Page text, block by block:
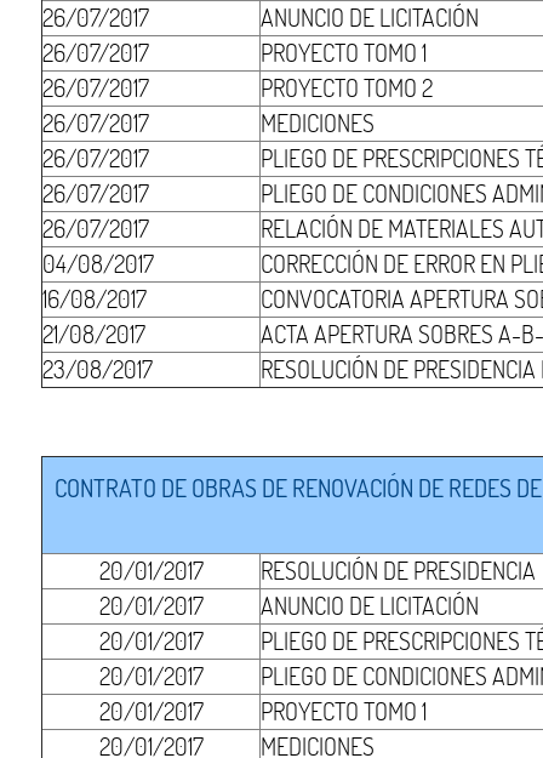
26/07/2017
ANUNCIO DE LICITACIÓN
26/07/2017
PROYECTO TOMO 1
26/07/2017
PROYECTO TOMO 2
26/07/2017
MEDICIONES
26/07/2017
PLIEGO DE PRESCRIPCIONES
26/07/2017
PLIEGO DE CONDICIONES
26/07/2017
RELACIÓN DE MATERIALES
04/08/2017
CORRECCIÓN DE ERROR EN
16/08/2017
CONVOCATORIA APERTURA
21/08/2017
ACTA APERTURA SOBRES A-
23/08/2017
RESOLUCIÓN DE
CONTRATO DE OBRAS DE RENOVACIÓN DE REDES
20/01/2017
RESOLUCIÓN DE PRESIDENCIA
20/01/2017
ANUNCIO DE LICITACIÓN
20/01/2017
PLIEGO DE PRESCRIPCIONES
20/01/2017
PLIEGO DE CONDICIONES
20/01/2017
PROYECTO TOMO 1
20/01/2017
MEDICIONES